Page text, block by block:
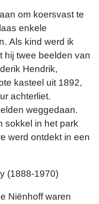
om koersvast te
enkele
Als kind werd ik
hij twee beelden van
Hendrik,
kasteel uit 1892,
achterliet.
weggedaan.
sokkel in het park
werd ontdekt in een
(1888-1970)
Niënhoff waren